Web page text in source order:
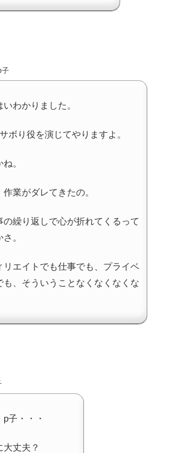
子
いわかりました。
ボり役を演じてやりますよ。
。
作業がダレてきたの。
の繰り返しで心が折れてくるって
。
リエイトでも仕事でも、プライベ
も、そういうことなくなくなくな
p子・・・
大丈夫？